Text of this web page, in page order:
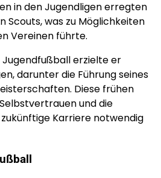
in den Jugendligen erregten
Scouts, was zu Möglichkeiten
Vereinen führte.
erzielte er
darunter die Führung seines
Diese frühen
und die
Karriere notwendig